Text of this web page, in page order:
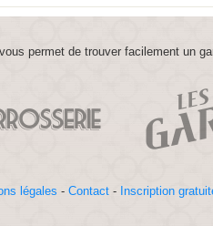
permet de trouver facilement un
légales - Contact - Inscription